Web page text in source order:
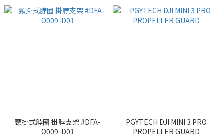
頸掛式脖圈 掛脖支架 #DFA-
O009-D01
PGYTECH DJI MINI 3 PRO
PROPELLER GUARD